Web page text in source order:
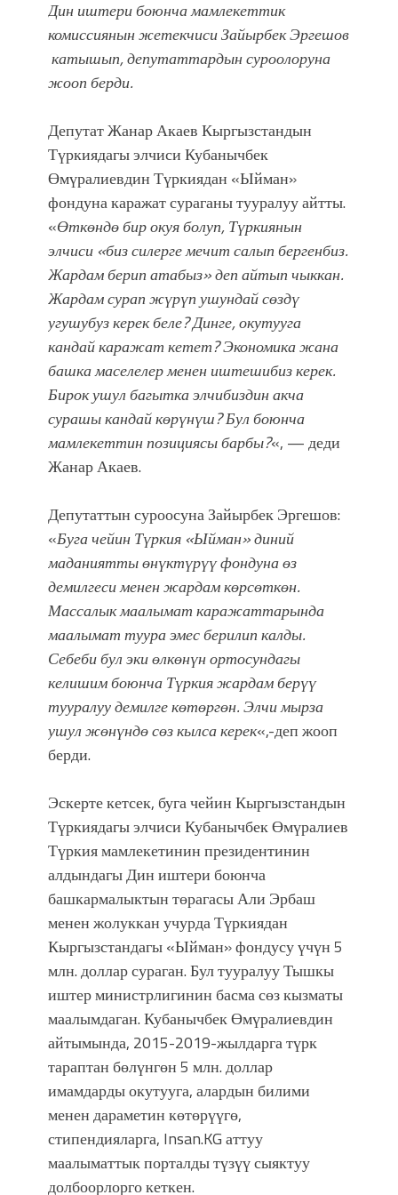
болмок”
Дин иштери боюнча мамлекеттик
комиссиянын жетекчиси Зайырбек Эргешов
катышып, депутаттардын суроолоруна
жооп берди.
Депутат Жанар Акаев Кыргызстандын
Түркиядагы элчиси Кубанычбек
Өмүралиевдин Түркиядан «Ыйман»
фондуна каражат сураганы тууралуу айтты.
«Өткөндө бир окуя болуп, Түркиянын
элчиси «биз силерге мечит салып бергенбиз.
Жардам берип атабыз» деп айтып чыккан.
Жардам сурап жүрүп ушундай сөздү
угушубуз керек беле? Динге, окутууга
кандай каражат кетет? Экономика жана
башка маселелер менен иштешибиз керек.
Бирок ушул багытка элчибиздин акча
сурашы кандай көрүнүш? Бул боюнча
мамлекеттин позициясы барбы?«, — деди
Жанар Акаев.
Депутаттын суроосуна Зайырбек Эргешов:
«Буга чейин Түркия «Ыйман» диний
маданиятты өнүктүрүү фондуна өз
демилгеси менен жардам көрсөткөн.
Массалык маалымат каражаттарында
маалымат туура эмес берилип калды.
Себеби бул эки өлкөнүн ортосундагы
келишим боюнча Түркия жардам берүү
тууралуу демилге көтөргөн. Элчи мырза
ушул жөнүндө сөз кылса керек«,-деп жооп
берди.
Эскерте кетсек, буга чейин Кыргызстандын
Түркиядагы элчиси Кубанычбек Өмүралиев
Түркия мамлекетинин президентинин
алдындагы Дин иштери боюнча
башкармалыктын төрагасы Али Эрбаш
менен жолуккан учурда Түркиядан
Кыргызстандагы «Ыйман» фондусу үчүн 5
млн. доллар сураган. Бул тууралуу Тышкы
иштер министрлигинин басма сөз кызматы
маалымдаган. Кубанычбек Өмүралиевдин
айтымында, 2015-2019-жылдарга түрк
тараптан бөлүнгөн 5 млн. доллар
имамдарды окутууга, алардын билими
менен дараметин көтөрүүгө,
стипендияларга, Insan.KG аттуу
маалыматтык порталды түзүү сыяктуу
долбоорлорго кеткен.